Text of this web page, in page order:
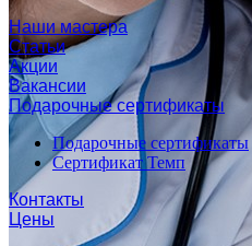
Наши мастера
Статьи
Акции
Вакансии
Подарочные сертификаты
Подарочные сертификаты
Сертификат Темп
Контакты
Цены